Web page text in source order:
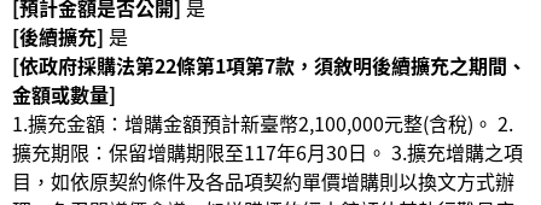
箱
網
站
導
覽
[預計金額是否公開] 是
[後續擴充] 是
[依政府採購法第22條第1項第7款，須敘明後續擴充之期間、
金額或數量]
1.擴充金額：增購金額預計新臺幣2,100,000元整(含稅)。 2.
擴充期限：保留增購期限至117年6月30日。 3.擴充增購之項
目，如依原契約條件及各品項契約單價增購則以換文方式辦